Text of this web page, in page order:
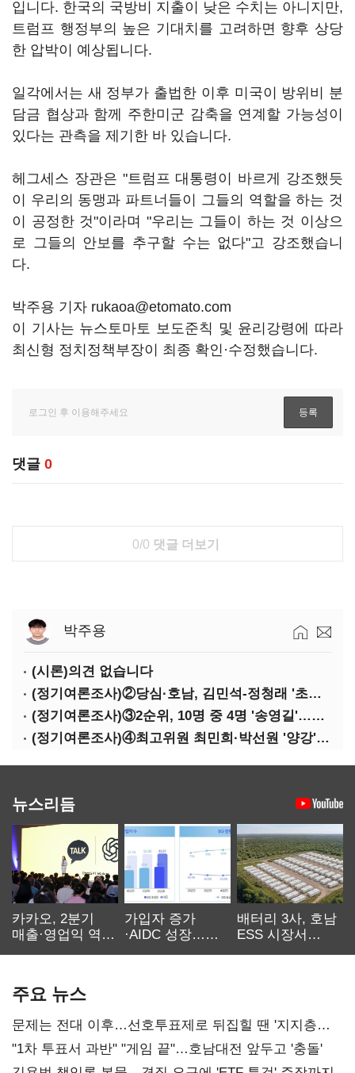
입니다. 한국의 국방비 지출이 낮은 수치는 아니지만,
트럼프 행정부의 높은 기대치를 고려하면 향후 상당
한 압박이 예상됩니다.
일각에서는 새 정부가 출법한 이후 미국이 방위비 분
담금 협상과 함께 주한미군 감축을 연계할 가능성이
있다는 관측을 제기한 바 있습니다.
헤그세스 장관은 "트럼프 대통령이 바르게 강조했듯
이 우리의 동맹과 파트너들이 그들의 역할을 하는 것
이 공정한 것"이라며 "우리는 그들이 하는 것 이상으
로 그들의 안보를 추구할 수는 없다"고 강조했습니
다.
박주용 기자 rukaoa@etomato.com
이 기사는 뉴스토마토 보도준칙 및 윤리강령에 따라
최신형 정치정책부장이 최종 확인·수정했습니다.
댓글 0
0/0 댓글 더보기
박주용
(시론)의견 없습니다
(정기여론조사)②당심·호남, 김민석-정청래 '초접전'
(정기여론조사)③2순위, 10명 중 4명 '송영길'…정청래 '한 자릿수'
(정기여론조사)④최고위원 최민희·박선원 '양강'…서미화·이성윤·임미애 뒤이어
뉴스리듬
카카오, 2분기
매출·영업익 역대
가입자 증가
·AIDC 성장…
배터리 3사, 호남
ESS 시장서
주요 뉴스
문제는 전대 이후…선호투표제로 뒤집힐 땐 '지지층
불복'
"1차 투표서 과반" "게임 끝"…호남대전 앞두고 '충돌'